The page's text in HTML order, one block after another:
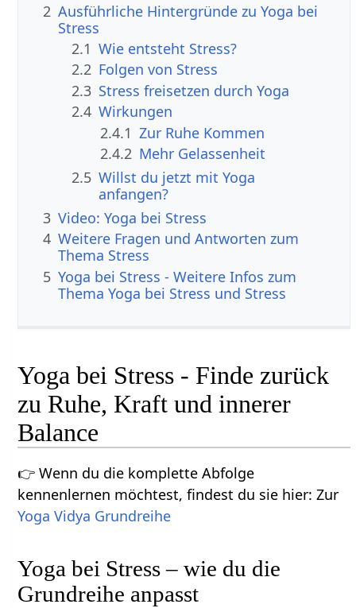
2 Ausführliche Hintergründe zu Yoga bei
Stress
2.1 Wie entsteht Stress?
2.2 Folgen von Stress
2.3 Stress freisetzen durch Yoga
2.4 Wirkungen
2.4.1 Zur Ruhe Kommen
2.4.2 Mehr Gelassenheit
2.5 Willst du jetzt mit Yoga
anfangen?
3 Video: Yoga bei Stress
4 Weitere Fragen und Antworten zum
Thema Stress
5 Yoga bei Stress - Weitere Infos zum
Thema Yoga bei Stress und Stress
Yoga bei Stress - Finde zurück
zu Ruhe, Kraft und innerer
Balance
👉 Wenn du die komplette Abfolge
kennenlernen möchtest, findest du sie hier: Zur
Yoga Vidya Grundreihe
Yoga bei Stress – wie du die
Grundreihe anpasst